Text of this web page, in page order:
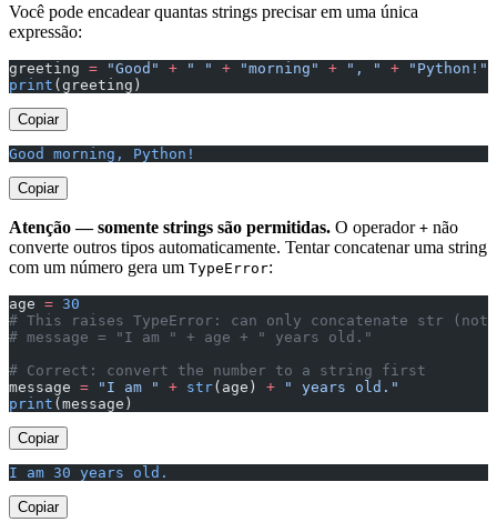
Você pode encadear quantas strings precisar em uma única
expressão:
greeting = "Good" + " " + "morning" + ", " + "Python!"
print (greeting)
Copiar
Good morning, Python!
Copiar
Atenção — somente strings são permitidas. O operador + não
converte outros tipos automaticamente. Tentar concatenar uma string
com um número gera um TypeError:
age = 30
# This raises TypeError: can only concatenate str
# message = "I am " + age + " years old."
# Correct: convert the number to a string first
message = "I am " + str(age) + " years old."
print (message)
Copiar
I am 30 years old.
Copiar